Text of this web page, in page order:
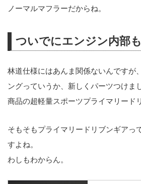
ノーマルマフラーだからね。
ついでにエンジン内部
林道仕様にはあんま関係ないんですが
ングっていうか、新しくパーツつけま
商品の超軽量スポーツプライマリード
そもそもプライマリードリブンギアっ
すよね。
わしもわからん。